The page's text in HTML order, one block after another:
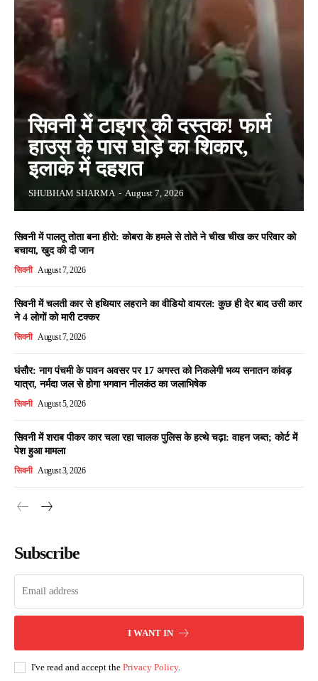
सिवनी में टाइगर की दस्तक! फार्म
हाउस के पास घोड़े का शिकार,
इलाके में दहशत
SHUBHAM SHARMA - August 7, 2026
सिवनी में पालतू तोता बना हीरो: कोबरा के हमले से तोते ने चीख चीख कर परिवार को
बचाया, खुद की दी जान
सिवनी August 7, 2026
सिवनी में चलती कार से हथियार लहराने का वीडियो वायरल: कुछ ही देर बाद उसी कार
ने 4 लोगों को मारी टक्कर
सिवनी August 7, 2026
घंसौर: नाग पंचमी के पावन अवसर पर 17 अगस्त को निकलेगी भव्य सनातन कांवड़
यात्रा, नर्मदा जल से होगा भगवान नीलकंठ का जलाभिषेक
सिवनी August 5, 2026
सिवनी में शराब पीकर कार चला रहा चालक पुलिस के हत्थे चढ़ा: वाहन जब्त; कोर्ट में
पेश हुआ मामला
सिवनी August 3, 2026
Subscribe
I WANT IN
I've read and accept the Privacy Policy.